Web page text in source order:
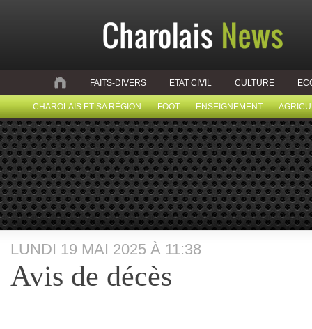
FAITS-DIVERS ETAT CIVIL CULTURE
CHAROLAIS ET SA RÉGION FOOT ENSEIGNEMENT
LUNDI 19 MAI 2025 À 11:38
Avis de décès